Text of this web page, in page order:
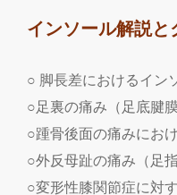
インソール解説
○ 脚長差におけるイン
○足裏の痛み（足底腱
○踵骨後面の痛みにお
○外反母趾の痛み（足
○変形性膝関節症に対